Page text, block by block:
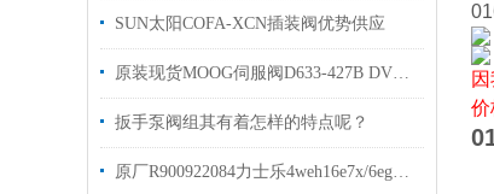
SUN太阳COFA-XCN插装阀优势供应
原装现货MOOG伺服阀D633-427B DVV伺服阀样本
扳手泵阀组其有着怎样的特点呢？
原厂R900922084力士乐4weh16e7x/6eg24n9etk4电磁换向阀现货出售
价